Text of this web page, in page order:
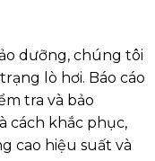
dưỡng, chúng tôi
lò hơi. Báo cáo
tra và bảo
cách khắc phục,
cao hiệu suất và